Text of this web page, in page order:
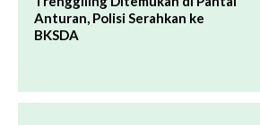
Anturan, Polisi Serahkan ke
BKSDA